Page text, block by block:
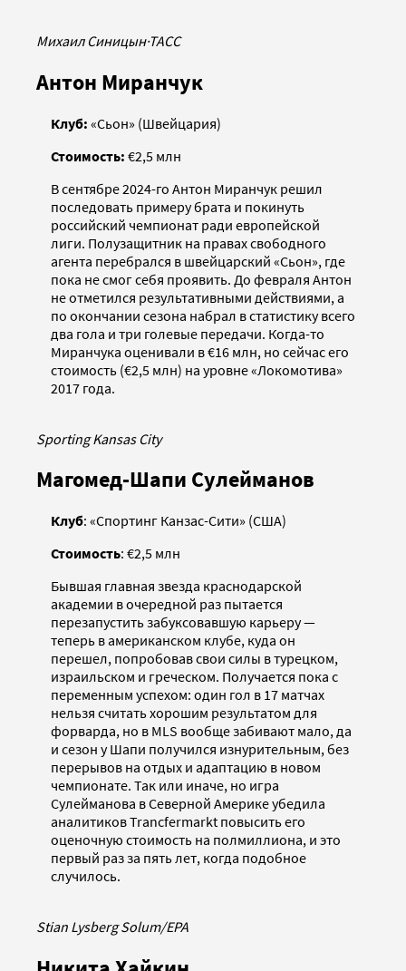
Михаил Синицын·ТАСС
Антон Миранчук
Клуб: «Сьон» (Швейцария)
Стоимость: €2,5 млн
В сентябре 2024-го Антон Миранчук решил
последовать примеру брата и покинуть
российский чемпионат ради европейской
лиги. Полузащитник на правах свободного
агента перебрался в швейцарский «Сьон», где
пока не смог себя проявить. До февраля Антон
не отметился результативными действиями, а
по окончании сезона набрал в статистику всего
два гола и три голевые передачи. Когда-то
Миранчука оценивали в €16 млн, но сейчас его
стоимость (€2,5 млн) на уровне «Локомотива»
2017 года.
Sporting Kansas City
Магомед-Шапи Сулейманов
Клуб: «Спортинг Канзас-Сити» (США)
Стоимость: €2,5 млн
Бывшая главная звезда краснодарской
академии в очередной раз пытается
перезапустить забуксовавшую карьеру —
теперь в американском клубе, куда он
перешел, попробовав свои силы в турецком,
израильском и греческом. Получается пока с
переменным успехом: один гол в 17 матчах
нельзя считать хорошим результатом для
форварда, но в MLS вообще забивают мало, да
и сезон у Шапи получился изнурительным, без
перерывов на отдых и адаптацию в новом
чемпионате. Так или иначе, но игра
Сулейманова в Северной Америке убедила
аналитиков Trancfermarkt повысить его
оценочную стоимость на полмиллиона, и это
первый раз за пять лет, когда подобное
случилось.
Stian Lysberg Solum/EPA